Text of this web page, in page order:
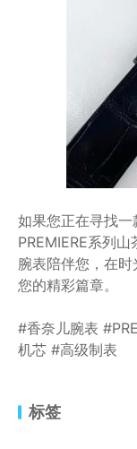
如果您正在寻找
PREMIERE系列
腕表陪伴您，在
您的精彩篇章。
#香奈儿腕表
机芯 #高级制表
标签